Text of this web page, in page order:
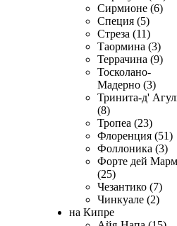
Сирмионе (6)
Специя (5)
Стреза (11)
Таормина (3)
Террачина (9)
Тосколано-
Мадерно (3)
Тринита-д'
(8)
Тропеа (23)
Флоренция (51)
Фоллоника (3)
Форте дей
(25)
Чезантико (7)
Чинкуале (2)
на Кипре